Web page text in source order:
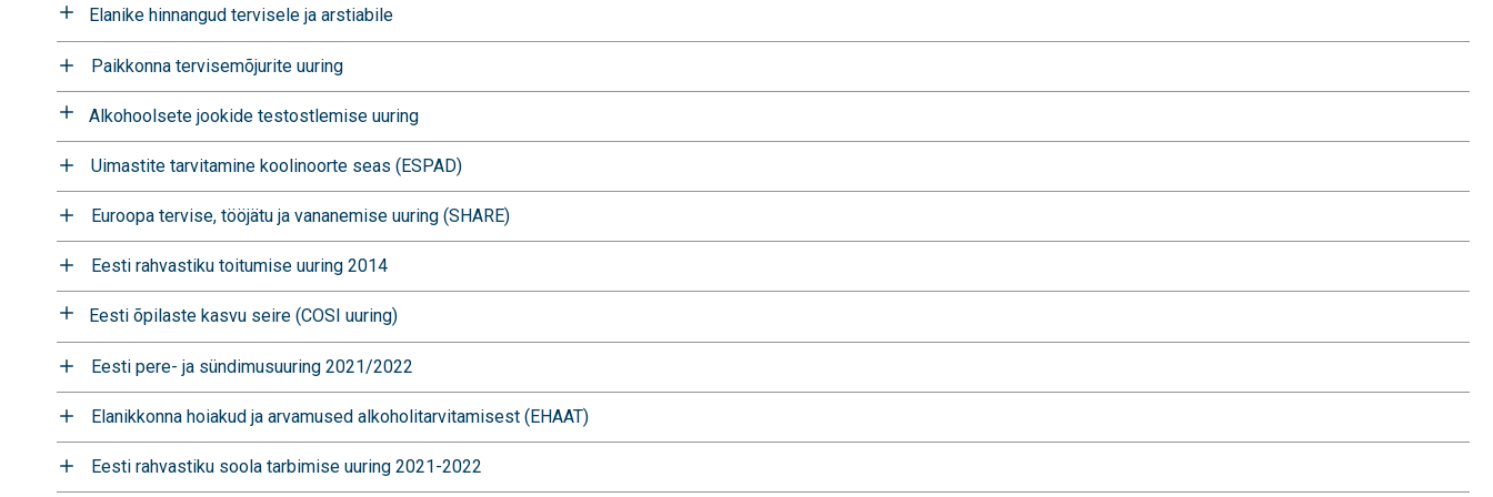
Elanike hinnangud tervisele ja arstiabile
Paikkonna tervisemõjurite uuring
Alkohoolsete jookide testostlemise uuring
Uimastite tarvitamine koolinoorte seas (ESPAD)
Euroopa tervise, tööjätu ja vananemise uuring (SHARE)
Eesti rahvastiku toitumise uuring 2014
Eesti õpilaste kasvu seire (COSI uuring)
Eesti pere- ja sündimusuuring 2021/2022
Elanikkonna hoiakud ja arvamused alkoholitarvitamisest (EHAAT)
Eesti rahvastiku soola tarbimise uuring 2021-2022